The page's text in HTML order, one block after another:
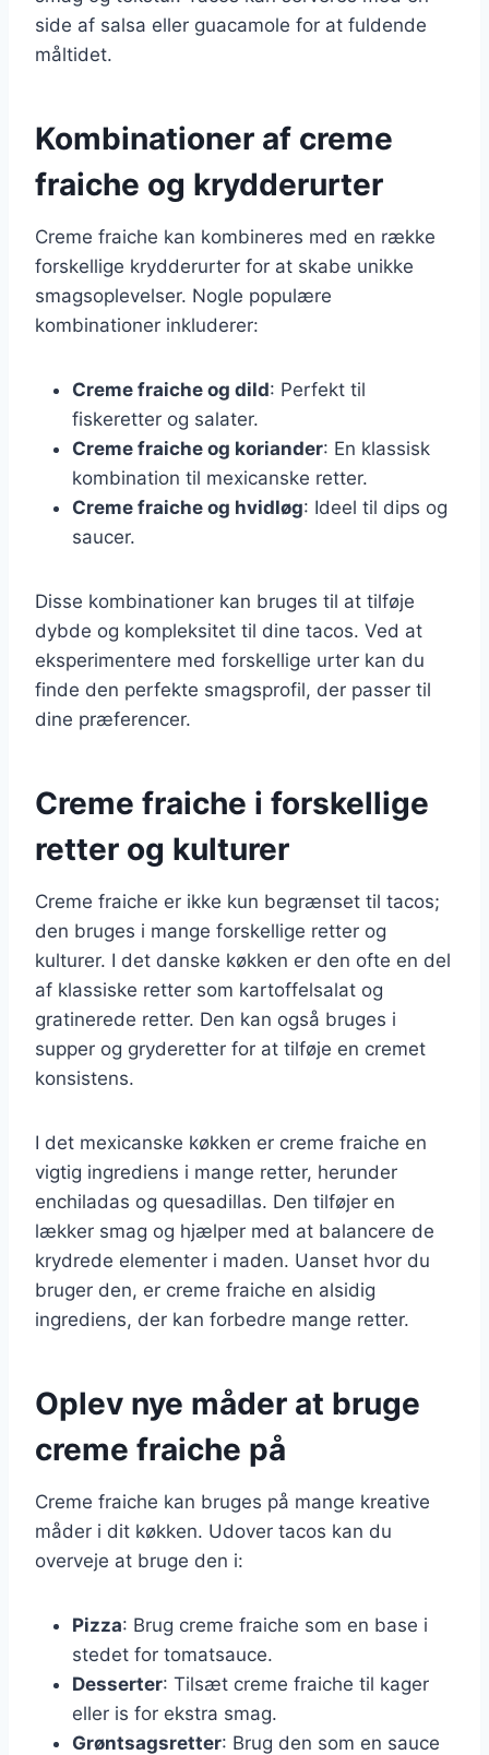
side af salsa eller guacamole for at fuldende
måltidet.
Kombinationer af creme
fraiche og krydderurter
Creme fraiche kan kombineres med en række
forskellige krydderurter for at skabe unikke
smagsoplevelser. Nogle populære
kombinationer inkluderer:
Creme fraiche og dild: Perfekt til
fiskeretter og salater.
Creme fraiche og koriander: En klassisk
kombination til mexicanske retter.
Creme fraiche og hvidløg: Ideel til dips og
saucer.
Disse kombinationer kan bruges til at tilføje
dybde og kompleksitet til dine tacos. Ved at
eksperimentere med forskellige urter kan du
finde den perfekte smagsprofil, der passer til
dine præferencer.
Creme fraiche i forskellige
retter og kulturer
Creme fraiche er ikke kun begrænset til tacos;
den bruges i mange forskellige retter og
kulturer. I det danske køkken er den ofte en del
af klassiske retter som kartoffelsalat og
gratinerede retter. Den kan også bruges i
supper og gryderetter for at tilføje en cremet
konsistens.
I det mexicanske køkken er creme fraiche en
vigtig ingrediens i mange retter, herunder
enchiladas og quesadillas. Den tilføjer en
lækker smag og hjælper med at balancere de
krydrede elementer i maden. Uanset hvor du
bruger den, er creme fraiche en alsidig
ingrediens, der kan forbedre mange retter.
Oplev nye måder at bruge
creme fraiche på
Creme fraiche kan bruges på mange kreative
måder i dit køkken. Udover tacos kan du
overveje at bruge den i:
Pizza: Brug creme fraiche som en base i
stedet for tomatsauce.
Desserter: Tilsæt creme fraiche til kager
eller is for ekstra smag.
Grøntsagsretter: Brug den som en sauce